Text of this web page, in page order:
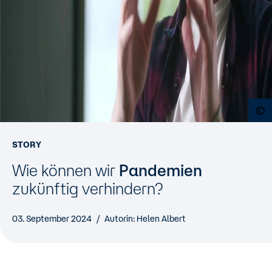
STORY
Wie können wir Pandemien
zukünftig verhindern?
03. September 2024 Autorin: Helen Albert